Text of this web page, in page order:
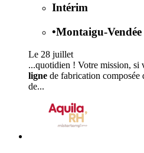
Intérim
•Montaigu-Vendée
Le 28 juillet
...quotidien ! Votre mission, si
ligne de fabrication composée
de...